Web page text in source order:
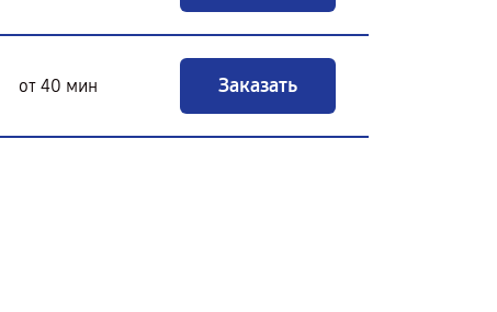
от 40 мин Заказать